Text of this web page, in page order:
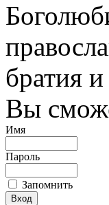
братия
Вы
Имя
Пароль
Запомнить